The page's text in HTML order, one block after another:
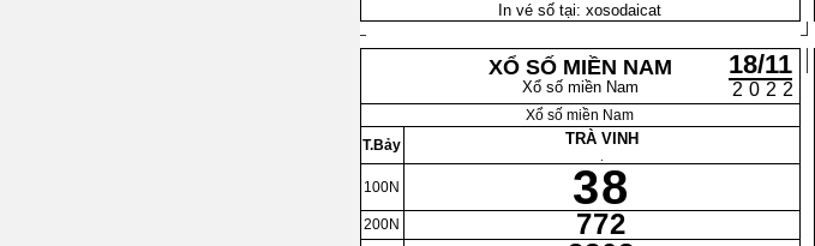
In vé số tại: xosodaicat
XỔ SỐ MIỀN NAM
Xổ số miền Nam
18/11
2022
Xổ số miền Nam
T.Bảy
100N
200N
TRÀ VINH
38
772